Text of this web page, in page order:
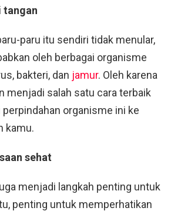
tangan
paru itu sendiri tidak menular,
oleh berbagai organisme
bakteri, dan jamur. Oleh karena
menjadi salah satu cara terbaik
organisme ini ke
kamu.
sehat
menjadi langkah penting untuk
penting untuk memperhatikan